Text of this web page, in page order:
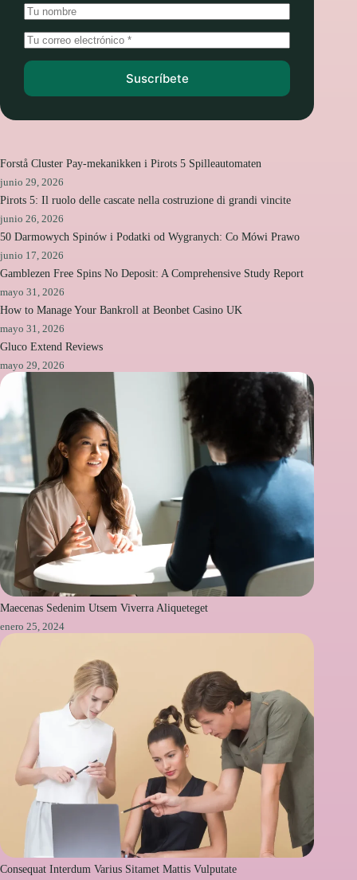
Suscríbete
Forstå Cluster Pay-mekanikken i Pirots 5 Spilleautomaten
junio 29, 2026
Pirots 5: Il ruolo delle cascate nella costruzione di grandi vincite
junio 26, 2026
50 Darmowych Spinów i Podatki od Wygranych: Co Mówi Prawo
junio 17, 2026
Gamblezen Free Spins No Deposit: A Comprehensive Study Report
mayo 31, 2026
How to Manage Your Bankroll at Beonbet Casino UK
mayo 31, 2026
Gluco Extend Reviews
mayo 29, 2026
Maecenas Sedenim Utsem Viverra Aliqueteget
enero 25, 2024
Consequat Interdum Varius Sitamet Mattis Vulputate